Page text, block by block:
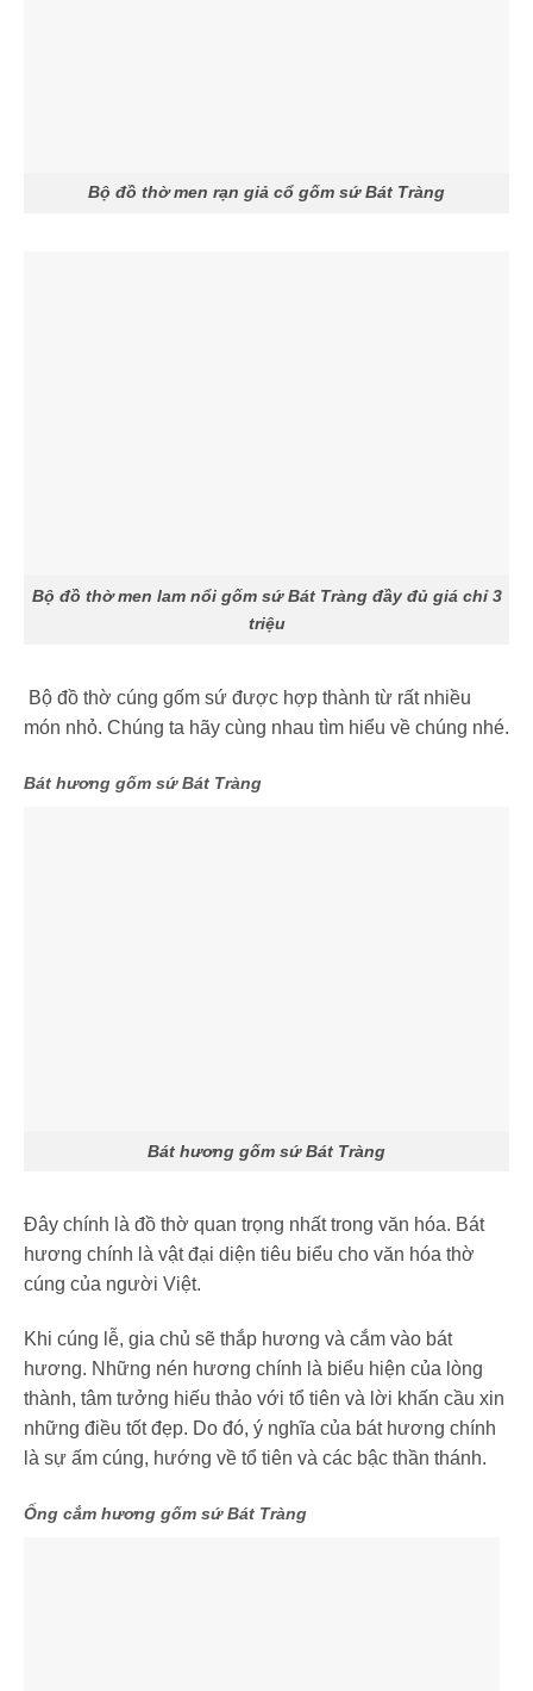
Bộ đồ thờ men rạn giả cổ gốm sứ Bát Tràng
Bộ đồ thờ men lam nổi gốm sứ Bát Tràng đầy đủ giá chỉ 3
triệu
Bộ đồ thờ cúng gốm sứ được hợp thành từ rất nhiều
món nhỏ. Chúng ta hãy cùng nhau tìm hiểu về chúng nhé.
Bát hương gốm sứ Bát Tràng
Bát hương gốm sứ Bát Tràng
Đây chính là đồ thờ quan trọng nhất trong văn hóa. Bát
hương chính là vật đại diện tiêu biểu cho văn hóa thờ
cúng của người Việt.
Khi cúng lễ, gia chủ sẽ thắp hương và cắm vào bát
hương. Những nén hương chính là biểu hiện của lòng
thành, tâm tưởng hiếu thảo với tổ tiên và lời khấn cầu xin
những điều tốt đẹp. Do đó, ý nghĩa của bát hương chính
là sự ấm cúng, hướng về tổ tiên và các bậc thần thánh.
Ống cắm hương gốm sứ Bát Tràng